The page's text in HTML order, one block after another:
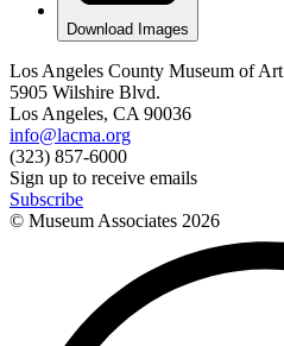
Download Images
Los Angeles County Museum of Art
5905 Wilshire Blvd.
Los Angeles, CA 90036
info@lacma.org
(323) 857-6000
Sign up to receive emails
Subscribe
© Museum Associates 2026